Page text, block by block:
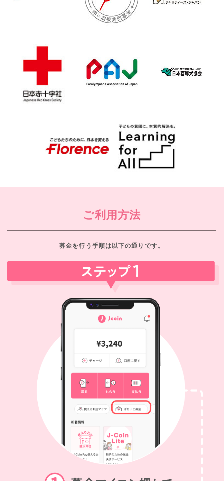
ご利用方法
募金を行う手順は以下の通りです。